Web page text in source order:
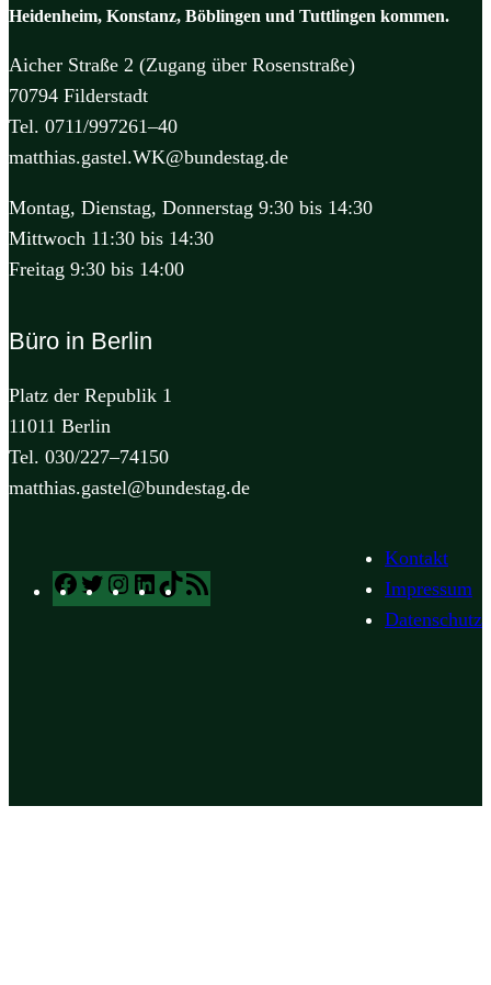
Heidenheim, Konstanz, Böblingen und Tuttlingen kommen.
Aicher Straße 2 (Zugang über Rosenstraße)
70794 Filderstadt
Tel. 0711/997261–40
matthias.gastel.WK@bundestag.de
Montag, Dienstag, Donnerstag 9:30 bis 14:30
Mittwoch 11:30 bis 14:30
Freitag 9:30 bis 14:00
Büro in Berlin
Platz der Republik 1
11011 Berlin
Tel. 030/227–74150
matthias.gastel@bundestag.de
Facebook
TwitterInstagram
LinkedIn
TikTok
Kontakt
Impressum
Datenschutz